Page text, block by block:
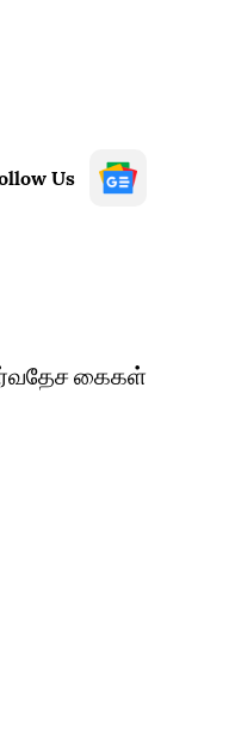
Us
கைகள்